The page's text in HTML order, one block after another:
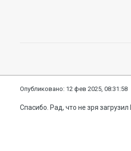
Опубликовано: 12 фев 2025, 08:31:58
Спасибо. Рад, что не зря